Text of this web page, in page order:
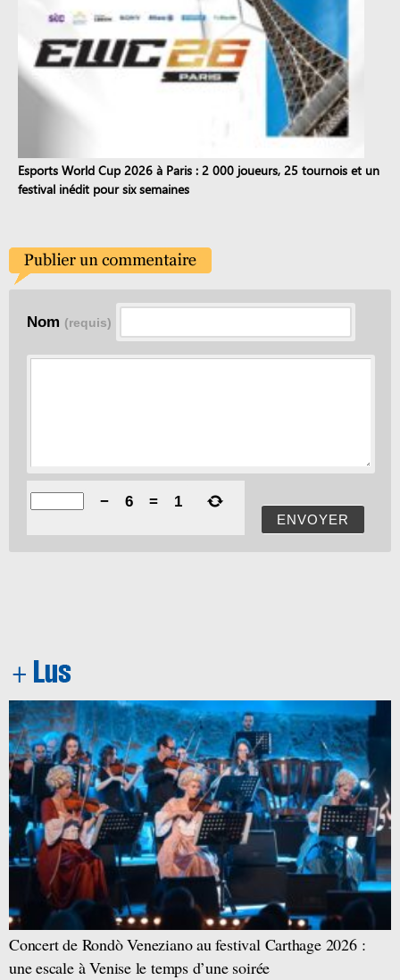
Esports World Cup 2026 à Paris : 2 000 joueurs, 25 tournois et un
festival inédit pour six semaines
Nom (requis)
ENVOYER
− 6 = 1
Concert de Rondò Veneziano au festival Carthage 2026 :
une escale à Venise le temps d’une soirée